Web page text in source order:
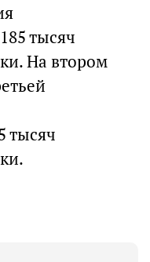
тысяч
На втором
тысяч